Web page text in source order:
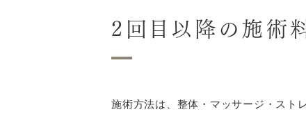
2回目以降の施術
施術方法は、整体・マッサージ・スト